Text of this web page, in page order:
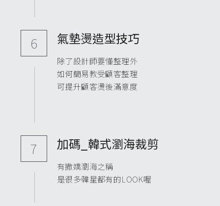
6 氣墊燙造型技巧
除了設計師要懂整理外
如何簡易教受顧客整理
可提升顧客燙後滿意度
7 加碼_韓式瀏海裁剪
有撒嬌瀏海之稱
是很多韓星都有的LOOK喔